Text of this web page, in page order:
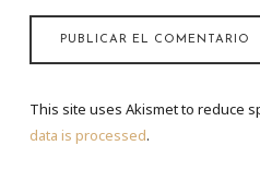
This site uses Akismet to reduce
data is processed.